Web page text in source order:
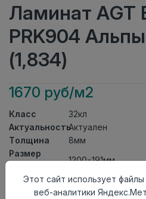
Ламинат AGT
PRK904
(1,834)
1670 руб/м2
Класс
32кл
АктуальностьАктуален
Толщина
8мм
Размер
1200×191мм
Теплый пол
до +27 градусов
Фаска
4V
Этот сайт использует
веб-аналитики